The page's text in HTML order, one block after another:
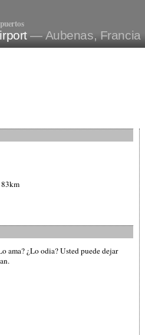
— Aubenas, Francia
83km
ama? ¿Lo odia? Usted puede dejar